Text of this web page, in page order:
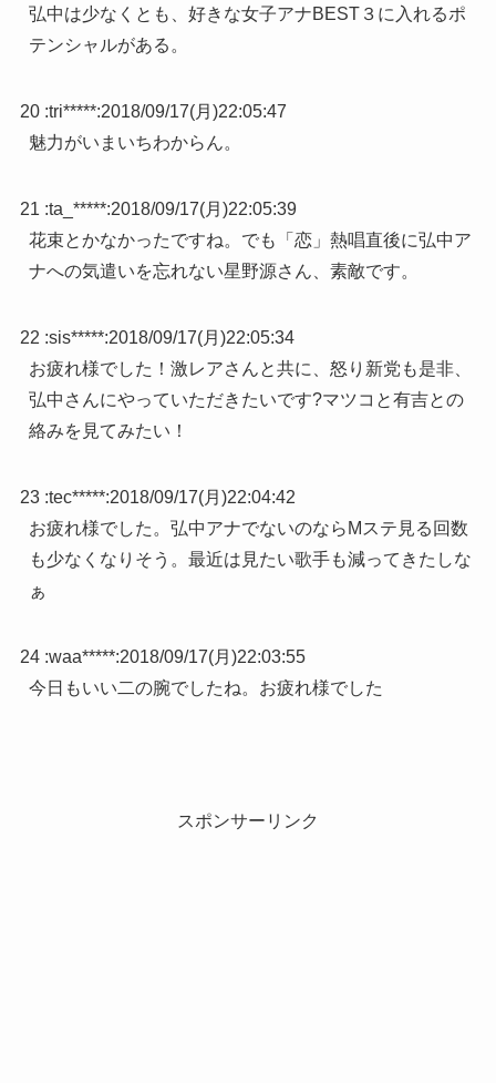
弘中は少なくとも、好きな女子アナBEST３に入れるポ
テンシャルがある。
20 :tri*****:2018/09/17(月)22:05:47
魅力がいまいちわからん。
21 :ta_*****:2018/09/17(月)22:05:39
花束とかなかったですね。でも「恋」熱唱直後に弘中ア
ナへの気遣いを忘れない星野源さん、素敵です。
22 :sis*****:2018/09/17(月)22:05:34
お疲れ様でした！激レアさんと共に、怒り新党も是非、
弘中さんにやっていただきたいです?マツコと有吉との
絡みを見てみたい！
23 :tec*****:2018/09/17(月)22:04:42
お疲れ様でした。弘中アナでないのならMステ見る回数
も少なくなりそう。最近は見たい歌手も減ってきたしな
ぁ
24 :waa*****:2018/09/17(月)22:03:55
今日もいい二の腕でしたね。お疲れ様でした
スポンサーリンク